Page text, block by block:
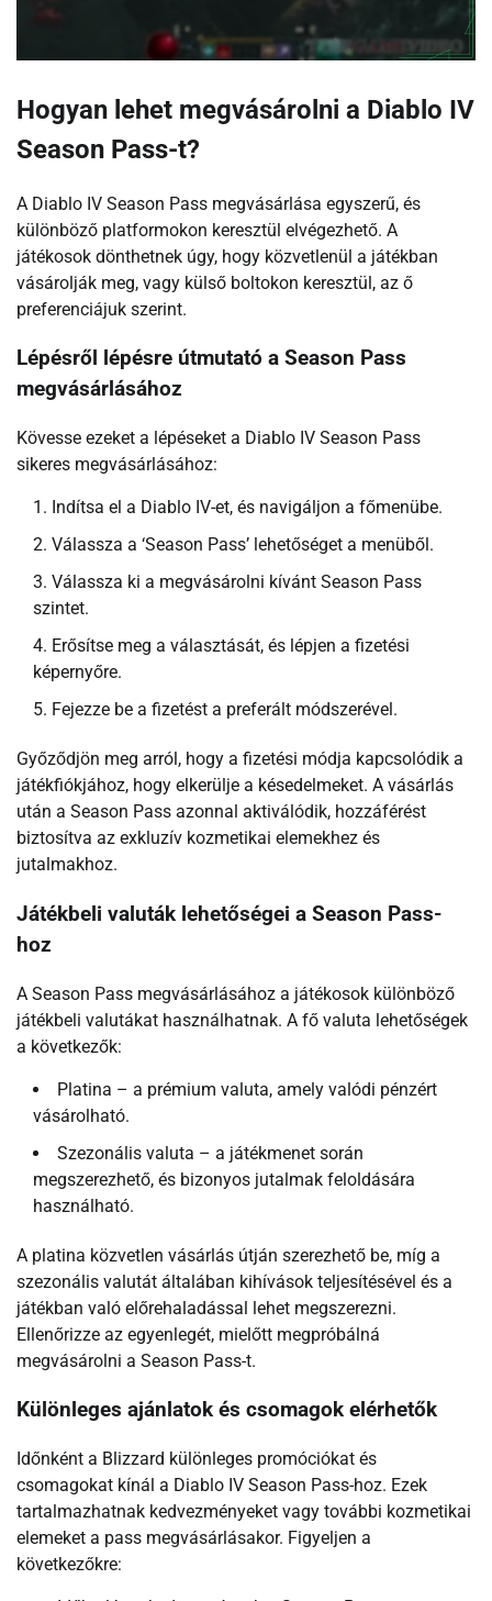
Hogyan lehet megvásárolni a Diablo IV
Season Pass-t?
A Diablo IV Season Pass megvásárlása egyszerű, és
különböző platformokon keresztül elvégezhető. A
játékosok dönthetnek úgy, hogy közvetlenül a játékban
vásárolják meg, vagy külső boltokon keresztül, az ő
preferenciájuk szerint.
Lépésről lépésre útmutató a Season Pass
megvásárlásához
Kövesse ezeket a lépéseket a Diablo IV Season Pass
sikeres megvásárlásához:
Indítsa el a Diablo IV-et, és navigáljon a főmenübe.
Válassza a ‘Season Pass’ lehetőséget a menüből.
Válassza ki a megvásárolni kívánt Season Pass
szintet.
Erősítse meg a választását, és lépjen a fizetési
képernyőre.
Fejezze be a fizetést a preferált módszerével.
Győződjön meg arról, hogy a fizetési módja kapcsolódik a
játékfiókjához, hogy elkerülje a késedelmeket. A vásárlás
után a Season Pass azonnal aktiválódik, hozzáférést
biztosítva az exkluzív kozmetikai elemekhez és
jutalmakhoz.
Játékbeli valuták lehetőségei a Season Pass-
hoz
A Season Pass megvásárlásához a játékosok különböző
játékbeli valutákat használhatnak. A fő valuta lehetőségek
a következők:
Platina – a prémium valuta, amely valódi pénzért
vásárolható.
Szezonális valuta – a játékmenet során
megszerezhető, és bizonyos jutalmak feloldására
használható.
A platina közvetlen vásárlás útján szerezhető be, míg a
szezonális valutát általában kihívások teljesítésével és a
játékban való előrehaladással lehet megszerezni.
Ellenőrizze az egyenlegét, mielőtt megpróbálná
megvásárolni a Season Pass-t.
Különleges ajánlatok és csomagok elérhetők
Időnként a Blizzard különleges promóciókat és
csomagokat kínál a Diablo IV Season Pass-hoz. Ezek
tartalmazhatnak kedvezményeket vagy további kozmetikai
elemeket a pass megvásárlásakor. Figyeljen a
következőkre: